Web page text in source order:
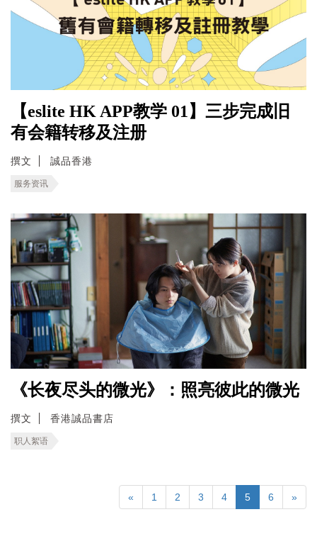
【eslite HK APP教学 01】三步完成旧
有会籍转移及注册
撰文 誠品香港
服务资讯
《长夜尽头的微光》：照亮彼此的微光
撰文 香港誠品書店
职人絮语
« 1 2 3 4 5 6 »